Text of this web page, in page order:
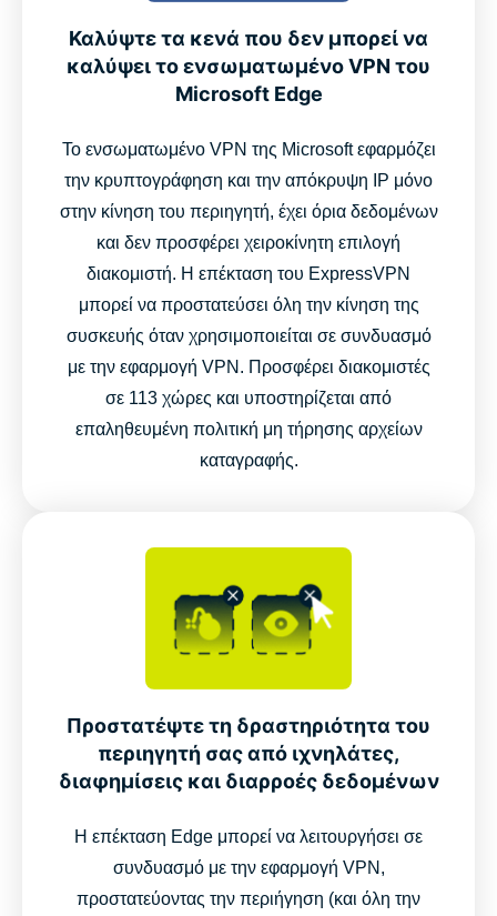
Γιατί οι χρήστες του Edge προτιμούν το ExpressVPN
αντί των δωρεάν εναλλακτικών
Σχόλια χρηστών: Δείτε τι αναφέρουν οι χρήστες μας
Προσθέστε τώρα το ExpressVPN στον Microsoft Edge
Συνδεθείτε στο παγκόσμιο δίκτυο διακομιστών του
ExpressVPN μέσα από τον Edge
Οδηγός βίντεο: Δοκιμάστε τη σκοτεινή λειτουργία
Καλύψτε τα κενά που δεν μπορεί να
καλύψει το ενσωματωμένο VPN του
Microsoft Edge
Το ενσωματωμένο VPN της Microsoft εφαρμόζει
την κρυπτογράφηση και την απόκρυψη IP μόνο
στην κίνηση του περιηγητή, έχει όρια δεδομένων
και δεν προσφέρει χειροκίνητη επιλογή
διακομιστή. Η επέκταση του ExpressVPN
μπορεί να προστατεύσει όλη την κίνηση της
συσκευής όταν χρησιμοποιείται σε συνδυασμό
με την εφαρμογή VPN. Προσφέρει διακομιστές
σε 113 χώρες και υποστηρίζεται από
επαληθευμένη πολιτική μη τήρησης αρχείων
καταγραφής.
Προστατέψτε τη δραστηριότητα του
περιηγητή σας από ιχνηλάτες,
διαφημίσεις και διαρροές δεδομένων
Η επέκταση Edge μπορεί να λειτουργήσει σε
συνδυασμό με την εφαρμογή VPN,
προστατεύοντας την περιήγηση (και όλη την